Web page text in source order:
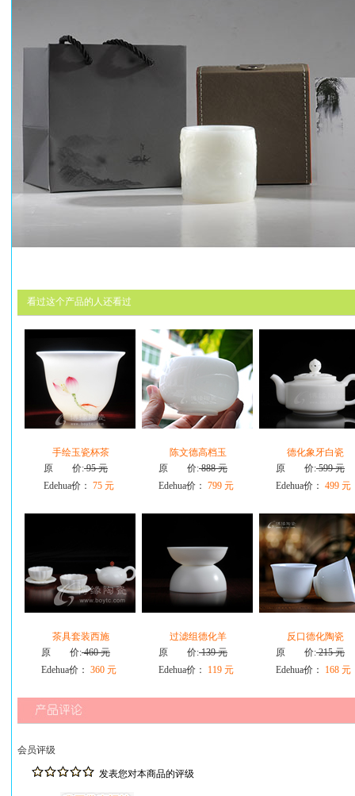
看过这个产品的人还看过
手绘玉瓷杯茶
原 价:95 元
Edehua价： 75 元
陈文德高档玉
原 价:888 元
Edehua价： 799 元
德化象牙白瓷
原 价:599 元
Edehua价： 499 元
茶具套装西施
原 价:460 元
Edehua价： 360 元
过滤组德化羊
原 价:139 元
Edehua价：
119 元
反口德化陶瓷
原 价:215 元
Edehua价：
168 元
会员评级
发表您对本商品的评级